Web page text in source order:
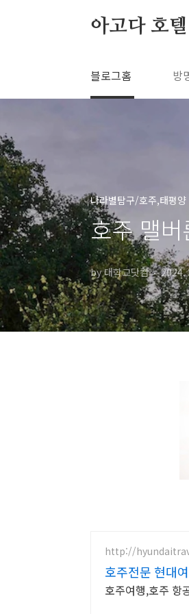
아고다 호
블로그홈 방
나라별탐구/호주,태평양
호주 맬
by 대학교닷컴 2024.
http://
호주전문 현대
호주여행,호주 항